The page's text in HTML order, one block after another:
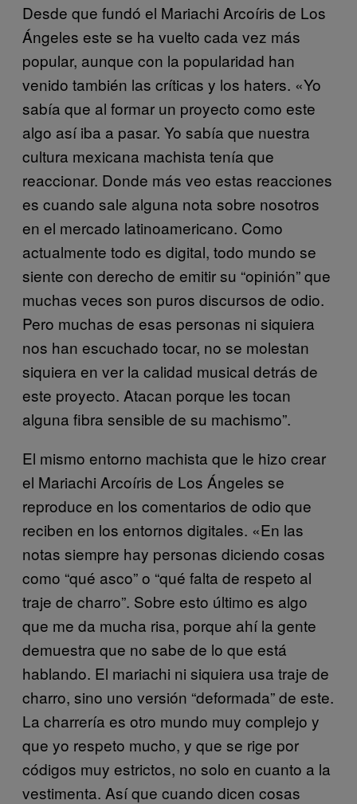
Desde que fundó el Mariachi Arcoíris de Los
Ángeles este se ha vuelto cada vez más
popular, aunque con la popularidad han
venido también las críticas y los haters. «Yo
sabía que al formar un proyecto como este
algo así iba a pasar. Yo sabía que nuestra
cultura mexicana machista tenía que
reaccionar. Donde más veo estas reacciones
es cuando sale alguna nota sobre nosotros
en el mercado latinoamericano. Como
actualmente todo es digital, todo mundo se
siente con derecho de emitir su “opinión” que
muchas veces son puros discursos de odio.
Pero muchas de esas personas ni siquiera
nos han escuchado tocar, no se molestan
siquiera en ver la calidad musical detrás de
este proyecto. Atacan porque les tocan
alguna fibra sensible de su machismo”.
El mismo entorno machista que le hizo crear
el Mariachi Arcoíris de Los Ángeles se
reproduce en los comentarios de odio que
reciben en los entornos digitales. «En las
notas siempre hay personas diciendo cosas
como “qué asco” o “qué falta de respeto al
traje de charro”. Sobre esto último es algo
que me da mucha risa, porque ahí la gente
demuestra que no sabe de lo que está
hablando. El mariachi ni siquiera usa traje de
charro, sino uno versión “deformada” de este.
La charrería es otro mundo muy complejo y
que yo respeto mucho, y que se rige por
códigos muy estrictos, no solo en cuanto a la
vestimenta. Así que cuando dicen cosas